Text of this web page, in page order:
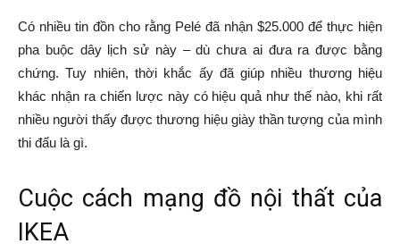
Có nhiều tin đồn cho rằng Pelé đã nhận $25.000 để thực hiện
pha buộc dây lịch sử này – dù chưa ai đưa ra được bằng
chứng. Tuy nhiên, thời khắc ấy đã giúp nhiều thương hiệu
khác nhận ra chiến lược này có hiệu quả như thế nào, khi rất
nhiều người thấy được thương hiệu giày thần tượng của mình
thi đấu là gì.
Cuộc cách mạng đồ nội thất của
IKEA